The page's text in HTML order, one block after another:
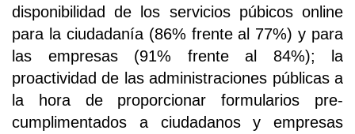
disponibilidad de los servicios púbicos online
para la ciudadanía (86% frente al 77%) y para
las empresas (91% frente al 84%); la
proactividad de las administraciones públicas a
la hora de proporcionar formularios pre-
cumplimentados a ciudadanos y empresas